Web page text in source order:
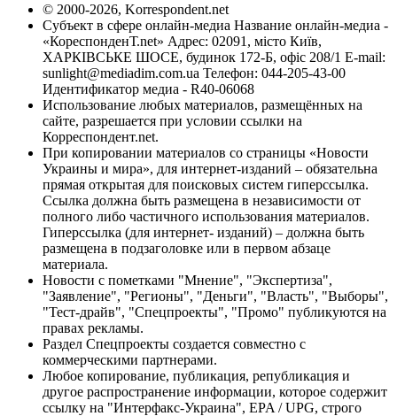
© 2000-2026, Korrespondent.net
Субъект в сфере онлайн-медиа Название онлайн-медиа -
«КореспонденТ.net» Адрес: 02091, місто Київ,
ХАРКІВСЬКЕ ШОСЕ, будинок 172-Б, офіс 208/1 E-mail:
sunlight@mediadim.com.ua Телефон: 044-205-43-00
Идентификатор медиа - R40-06068
Использование любых материалов, размещённых на
сайте, разрешается при условии ссылки на
Корреспондент.net.
При копировании материалов со страницы «Новости
Украины и мира», для интернет-изданий – обязательна
прямая открытая для поисковых систем гиперссылка.
Ссылка должна быть размещена в независимости от
полного либо частичного использования материалов.
Гиперссылка (для интернет- изданий) – должна быть
размещена в подзаголовке или в первом абзаце
материала.
Новости с пометками "Мнение", "Экспертиза",
"Заявление", "Регионы", "Деньги", "Власть", "Выборы",
"Тест-драйв", "Спецпроекты", "Промо" публикуются на
правах рекламы.
Раздел Спецпроекты создается совместно с
коммерческими партнерами.
Любое копирование, публикация, републикация и
другое распространение информации, которое содержит
ссылку на "Интерфакс-Украина", EPA / UPG, строго